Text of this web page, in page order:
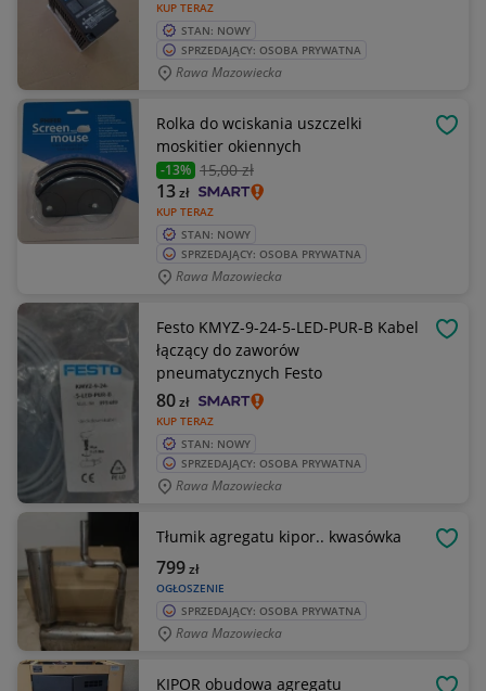
KUP TERAZ
STAN: NOWY
SPRZEDAJĄCY: OSOBA PRYWATNA
Rawa Mazowiecka
Rolka do wciskania uszczelki
moskitier okiennych
-13% 15,00 zł
KUP TERAZ
13zł
STAN: NOWY
SPRZEDAJĄCY: OSOBA PRYWATNA
Rawa Mazowiecka
Festo KMYZ-9-24-5-LED-PUR-B Kabel
łączący do zaworów
pneumatycznych Festo
KUP TERAZ
80zł
STAN: NOWY
SPRZEDAJĄCY: OSOBA PRYWATNA
Rawa Mazowiecka
Tłumik agregatu kipor.. kwasówka
OGŁOSZENIE
799zł
SPRZEDAJĄCY: OSOBA PRYWATNA
Rawa Mazowiecka
KIPOR obudowa agregatu